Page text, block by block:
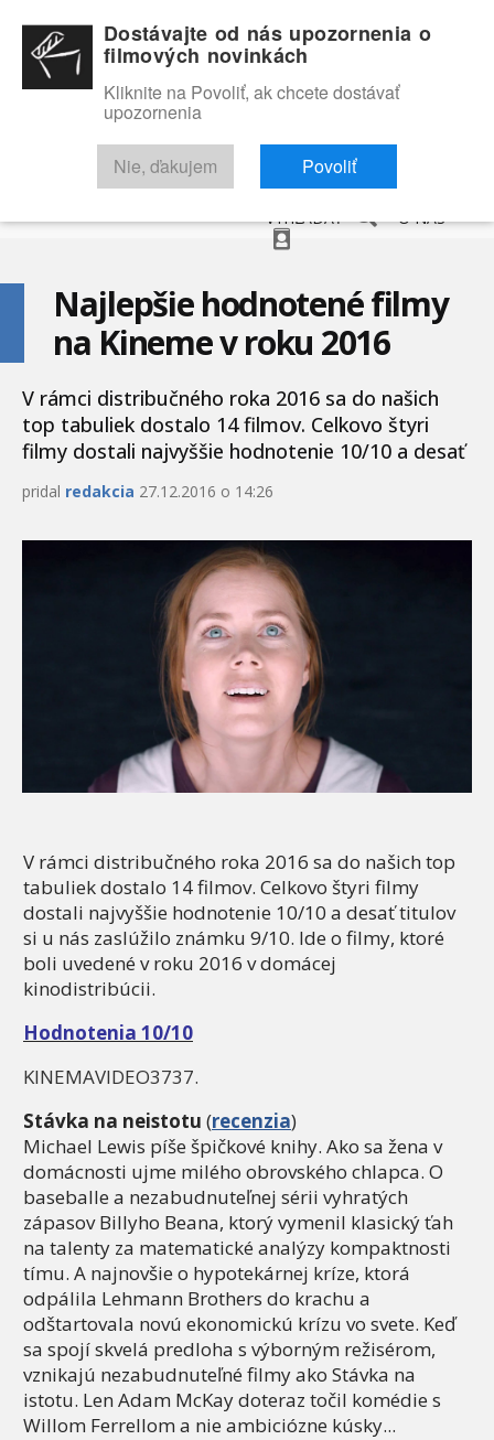
RECENZIE TRAILERY FILMOVÁ DATABÁZA
VYHĽADAŤ O NÁS
Najlepšie hodnotené filmy
na Kineme v roku 2016
V rámci distribučného roka 2016 sa do našich
top tabuliek dostalo 14 filmov. Celkovo štyri
filmy dostali najvyššie hodnotenie 10/10 a desať
pridal redakcia 27.12.2016 o 14:26
V rámci distribučného roka 2016 sa do našich top
tabuliek dostalo 14 filmov. Celkovo štyri filmy
dostali najvyššie hodnotenie 10/10 a desať titulov
si u nás zaslúžilo známku 9/10. Ide o filmy, ktoré
boli uvedené v roku 2016 v domácej
kinodistribúcii.
Hodnotenia 10/10
KINEMAVIDEO3737.
Stávka na neistotu (recenzia)
Michael Lewis píše špičkové knihy. Ako sa žena v
domácnosti ujme milého obrovského chlapca. O
baseballe a nezabudnuteľnej sérii vyhratých
zápasov Billyho Beana, ktorý vymenil klasický ťah
na talenty za matematické analýzy kompaktnosti
tímu. A najnovšie o hypotekárnej kríze, ktorá
odpálila Lehmann Brothers do krachu a
odštartovala novú ekonomickú krízu vo svete. Keď
sa spojí skvelá predloha s výborným režisérom,
vznikajú nezabudnuteľné filmy ako Stávka na
istotu. Len Adam McKay doteraz točil komédie s
Willom Ferrellom a nie ambiciózne kúsky...
Dostávajte od nás upozornenia o
filmových novinkách
Kliknite na Povoliť, ak chcete dostávať
upozornenia
Nie, ďakujem Povoliť